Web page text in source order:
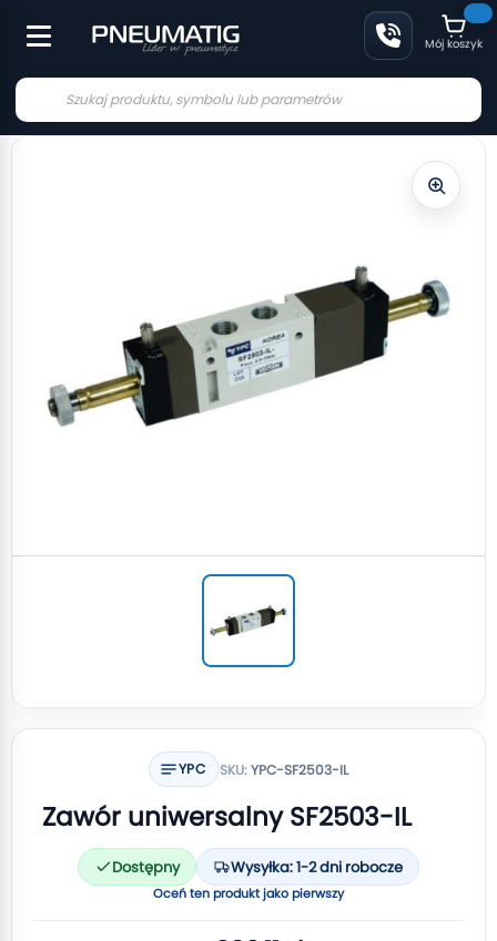
Mój koszyk
YPC SKU:YPC-SF2503-IL
Zawór uniwersalny SF2503-IL
Dostępny Wysyłka: 1-2 dni robocze
Oceń ten produkt jako pierwszy